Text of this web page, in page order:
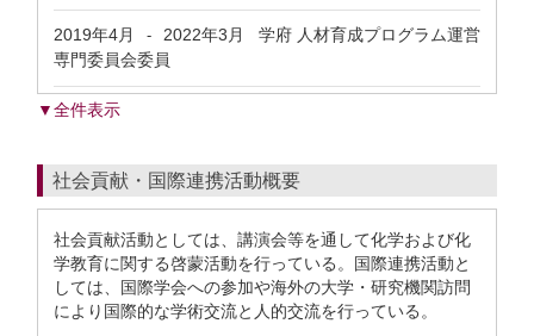
2019年4月 - 2022年3月
学府 人材育成プログラム運営
専門委員会委員
▼全件表示
社会貢献・国際連携活動概要
社会貢献活動としては、講演会等を通して化学および化
学教育に関する啓蒙活動を行っている。国際連携活動と
しては、国際学会への参加や海外の大学・研究機関訪問
により国際的な学術交流と人的交流を行っている。